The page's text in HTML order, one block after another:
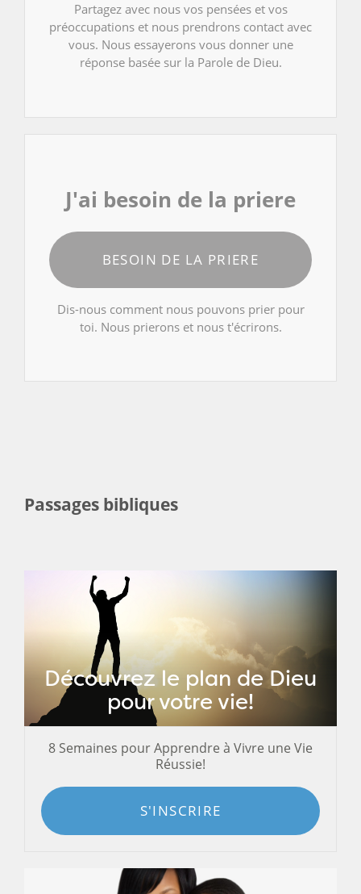
Partagez avec nous vos pensées et vos
préoccupations et nous prendrons contact avec
vous. Nous essayerons vous donner une
réponse basée sur la Parole de Dieu.
J'ai besoin de la priere
BESOIN DE LA PRIERE
Dis-nous comment nous pouvons prier pour
toi. Nous prierons et nous t'écrirons.
Passages bibliques
Découvrez le plan de Dieu
pour votre vie!
8 Semaines pour Apprendre à Vivre une Vie
Réussie!
S'INSCRIRE